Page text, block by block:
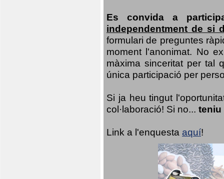
Es convida a
independentment de si
formulari de preguntes
moment l'anonimat. No
màxima sinceritat per tal
única participació per
Si ja heu tingut
col·laboració! Si no... teniu
Link a l'enquesta aquí!